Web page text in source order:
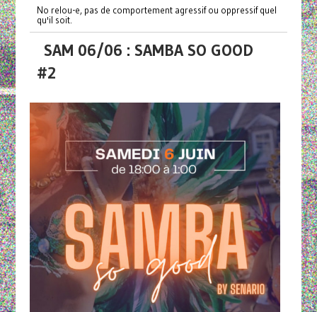
No relou-e, pas de comportement agressif ou oppressif quel
qu'il soit.
SAM 06/06 : SAMBA SO GOOD
#2